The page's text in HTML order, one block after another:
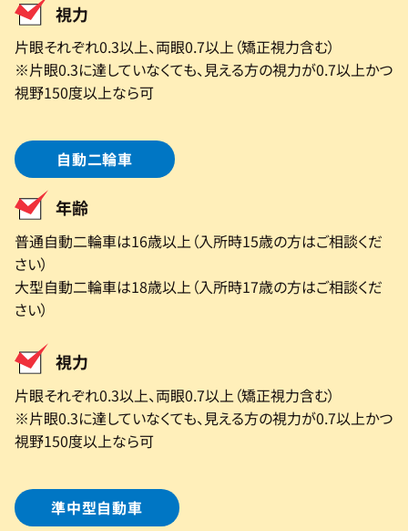
視力
片眼それぞれ0.3以上、両眼0.7以上（矯正視力含む）
※片眼0.3に達していなくても、見える方の視力が0.7以上かつ
視野150度以上なら可
自動二輪車
年齢
普通自動二輪車は16歳以上（入所時15歳の方はご相談くだ
さい）
大型自動二輪車は18歳以上（入所時17歳の方はご相談くだ
さい）
視力
片眼それぞれ0.3以上、両眼0.7以上（矯正視力含む）
※片眼0.3に達していなくても、見える方の視力が0.7以上かつ
視野150度以上なら可
準中型自動車